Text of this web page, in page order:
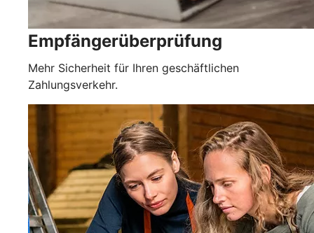
Empfängerüberprüfung
Mehr Sicherheit für Ihren geschäftlichen
Zahlungsverkehr.